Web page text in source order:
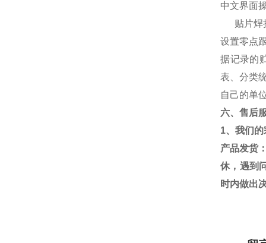
中文界面
贴片焊
设置零点
据记录的
表、分类
自己的单
六、售后
1、我们
产品发货
休，遇到
时内做出